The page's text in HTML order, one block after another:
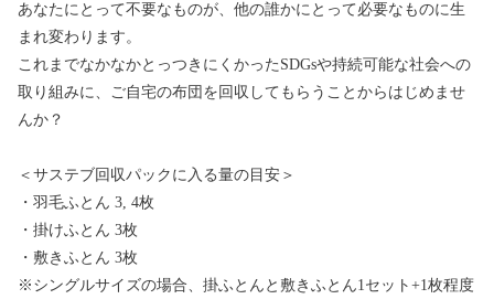
あなたにとって不要なものが、他の誰かにとって必要なものに生
まれ変わります。
これまでなかなかとっつきにくかったSDGsや持続可能な社会への
取り組みに、ご自宅の布団を回収してもらうことからはじめませ
んか？
＜サステブ回収パックに入る量の目安＞
・羽毛ふとん 3, 4枚
・掛けふとん 3枚
・敷きふとん 3枚
※シングルサイズの場合、掛ふとんと敷きふとん1セット+1枚程度